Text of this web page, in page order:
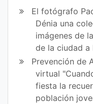
en
Fa
ce
bo
ok
ir
en
Tw
itt
er
El fotógrafo
Dénia una
imágenes de
de la ciudad
Prevención de
virtual
fiesta la
población